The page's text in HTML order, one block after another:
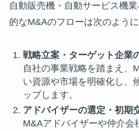
自動販売機・自動サービス機
的なM&Aのフローは次のように
戦略立案・ターゲット企業
自社の事業戦略を踏まえ、
い資源や市場を明確化し、
ップします。
アドバイザーの選定・初期
M&Aアドバイザーや仲介会